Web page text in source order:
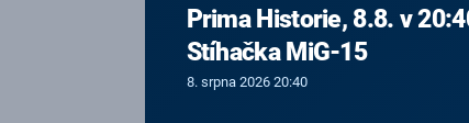
Prima Historie, 8.8. v
Stíhačka MiG-15
8. srpna 2026 20:40